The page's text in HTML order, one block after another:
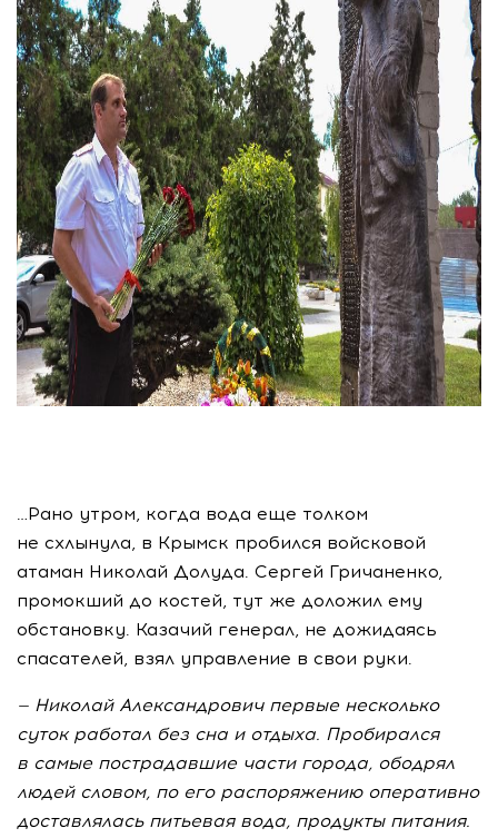
…Рано утром, когда вода еще толком
не схлынула, в Крымск пробился войсковой
атаман Николай Долуда. Сергей Гричаненко,
промокший до костей, тут же доложил ему
обстановку. Казачий генерал, не дожидаясь
спасателей, взял управление в свои руки.
— Николай Александрович первые несколько
суток работал без сна и отдыха. Пробирался
в самые пострадавшие части города, ободрял
людей словом, по его распоряжению оперативно
доставлялась питьевая вода, продукты питания.